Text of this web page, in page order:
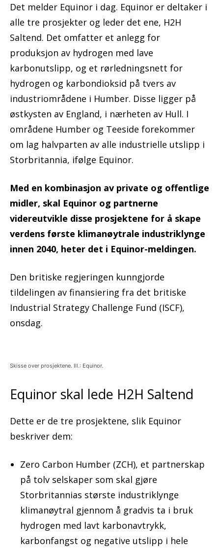
Det melder Equinor i dag. Equinor er deltaker i
alle tre prosjekter og leder det ene, H2H
Saltend. Det omfatter et anlegg for
produksjon av hydrogen med lave
karbonutslipp, og et rørledningsnett for
hydrogen og karbondioksid på tvers av
industriområdene i Humber. Disse ligger på
østkysten av England, i nærheten av Hull. I
områdene Humber og Teeside forekommer
om lag halvparten av alle industrielle utslipp i
Storbritannia, ifølge Equinor.
Med en kombinasjon av private og offentlige
midler, skal Equinor og partnerne
videreutvikle disse prosjektene for å skape
verdens første klimanøytrale industriklynge
innen 2040, heter det i Equinor-meldingen.
Den britiske regjeringen kunngjorde
tildelingen av finansiering fra det britiske
Industrial Strategy Challenge Fund (ISCF),
onsdag.
Skisse over prosjektene. Ill.: Equinor.
Equinor skal lede H2H Saltend
Dette er de tre prosjektene, slik Equinor
beskriver dem:
Zero Carbon Humber (ZCH), et partnerskap
på tolv selskaper som skal gjøre
Storbritannias største industriklynge
klimanøytral gjennom å gradvis ta i bruk
hydrogen med lavt karbonavtrykk,
karbonfangst og negative utslipp i hele